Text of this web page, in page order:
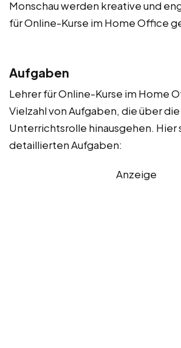
Monschau werden kreative und
für Online-Kurse im Home Office
Aufgaben
Lehrer für Online-Kurse im Home
Vielzahl von Aufgaben, die über
Unterrichtsrolle hinausgehen. Hier
detaillierten Aufgaben:
Anzeige